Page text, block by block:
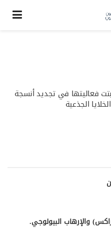
فعاليتها في تجديد أنسجة
الجذعية
والإرهاب البيولوجي.